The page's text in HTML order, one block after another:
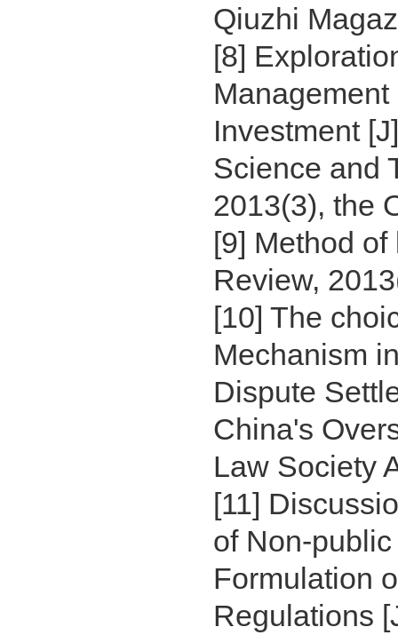
Qiuzhi
[8]
Investment
Science and
2013(3), the
[9] Method
Review,
[10] The
Mechanism
Dispute
China's
Law Society
[11]
of Non-
Formulation
Regulations